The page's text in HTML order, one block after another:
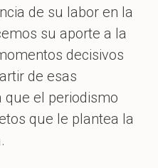
de su labor en la
su aporte a la
decisivos
de esas
que el periodismo
que le plantea la